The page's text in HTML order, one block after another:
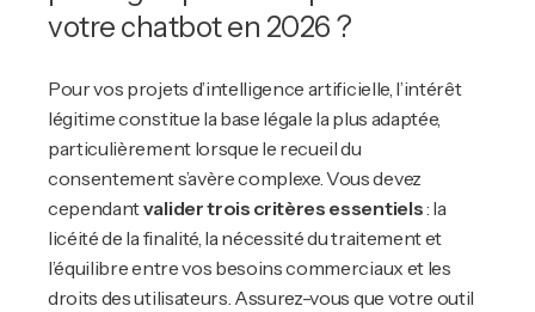
votre chatbot en 2026 ?
Pour vos projets d’intelligence artificielle, l’intérêt
légitime constitue la base légale la plus adaptée,
particulièrement lorsque le recueil du
consentement s’avère complexe. Vous devez
cependantvalider trois critères essentiels: la
licéité de la finalité, la nécessité du traitement et
l’équilibre entre vos besoins commerciaux et les
droits des utilisateurs. Assurez-vous que votre outil